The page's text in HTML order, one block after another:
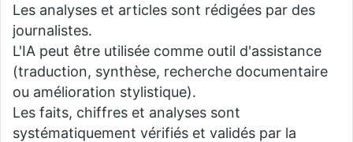
Les analyses et articles sont rédigées par des
journalistes.
L'IA peut être utilisée comme outil d'assistance
(traduction, synthèse, recherche documentaire
ou amélioration stylistique).
Les faits, chiffres et analyses sont
systématiquement vérifiés et validés par la